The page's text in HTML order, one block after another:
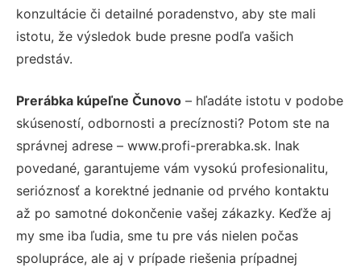
konzultácie či detailné poradenstvo, aby ste mali
istotu, že výsledok bude presne podľa vašich
predstáv.
Prerábka kúpeľne Čunovo – hľadáte istotu v podobe
skúseností, odbornosti a precíznosti? Potom ste na
správnej adrese – www.profi-prerabka.sk. Inak
povedané, garantujeme vám vysokú profesionalitu,
serióznosť a korektné jednanie od prvého kontaktu
až po samotné dokončenie vašej zákazky. Keďže aj
my sme iba ľudia, sme tu pre vás nielen počas
spolupráce, ale aj v prípade riešenia prípadnej